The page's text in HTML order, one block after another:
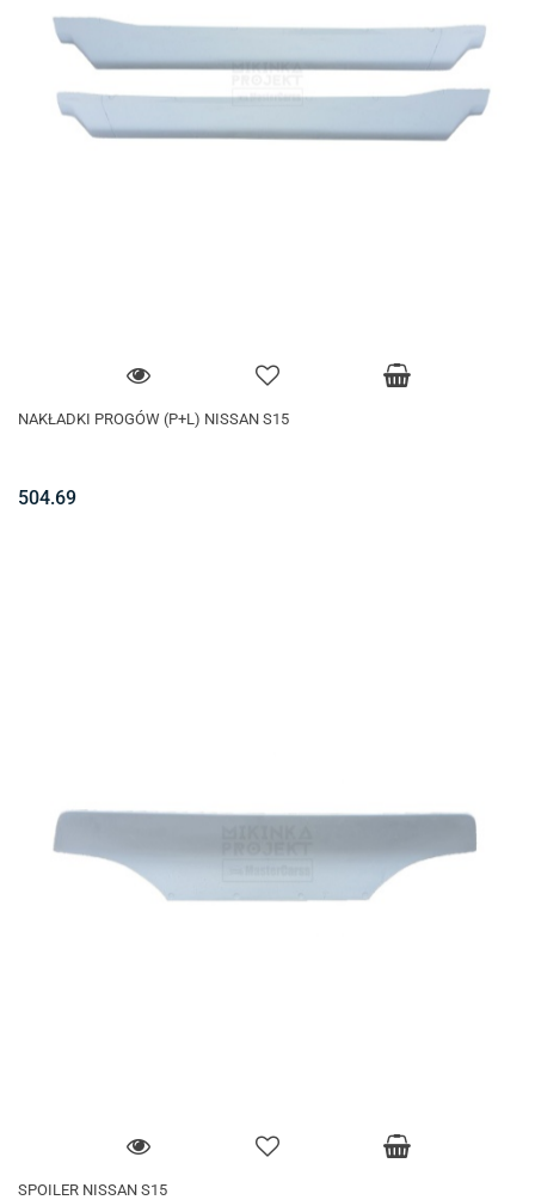
NAKŁADKI PROGÓW (P+L) NISSAN S15
504.69
SPOILER NISSAN S15